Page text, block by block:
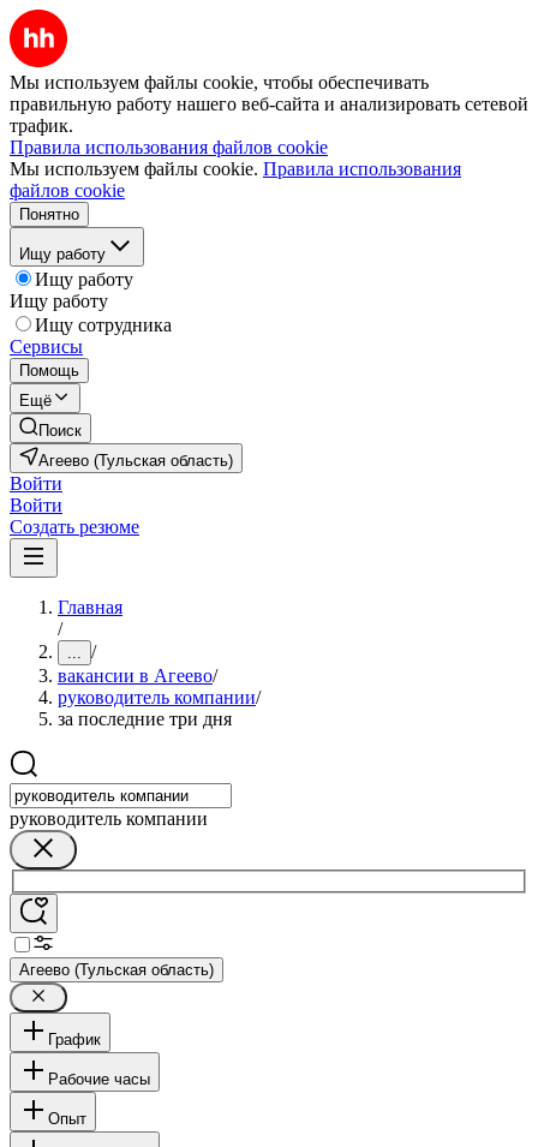
Мы используем файлы cookie, чтобы обеспечивать
правильную работу нашего веб-сайта и анализировать сетевой
трафик.
Правила использования файлов cookie
Мы используем файлы cookie. Правила использования
файлов cookie
Понятно
Ищу работу
Ищу работу
Ищу работу
Ищу сотрудника
Сервисы
Помощь
Ещё
Поиск
Агеево (Тульская область)
Войти
Войти
Создать резюме
Главная
/
... /
вакансии в Агеево/
руководитель компании/
за последние три дня
руководитель компании
Агеево (Тульская область)
График
Рабочие часы
Опыт